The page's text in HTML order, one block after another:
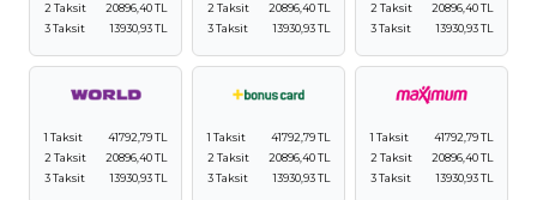
2 Taksit
20896,40 TL
3 Taksit
13930,93 TL
2 Taksit
20896,40 TL
3 Taksit
13930,93 TL
2 Taksit
20896,40 TL
3 Taksit
13930,93 TL
1 Taksit
41792,79 TL
2 Taksit
20896,40 TL
3 Taksit
13930,93 TL
1 Taksit
41792,79 TL
2 Taksit
20896,40 TL
3 Taksit
13930,93 TL
1 Taksit
41792,79 TL
2 Taksit
20896,40 TL
3 Taksit
13930,93 TL